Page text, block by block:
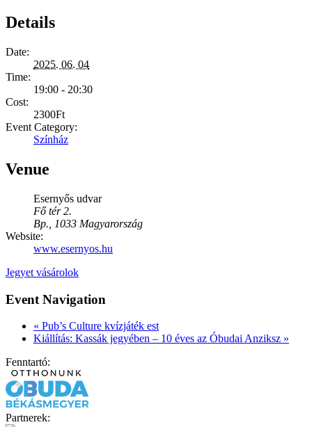
Details
Date:
2025. 06. 04
Time:
19:00 - 20:30
Cost:
2300Ft
Event Category:
Színház
Venue
Esernyős udvar
Fő tér 2.
Bp.
1033 Magyarország
Website:
www.esernyos.hu
Jegyet vásárolok
Event Navigation
« Pub’s Culture kvízjáték est
Kiállítás: Kassák jegyében – 10 éves az Óbudai Anziksz »
Fenntartó:
Partnerek: